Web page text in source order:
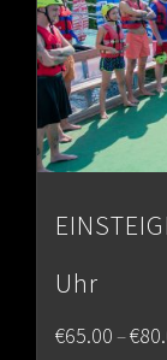
Uhr
€65.00–€